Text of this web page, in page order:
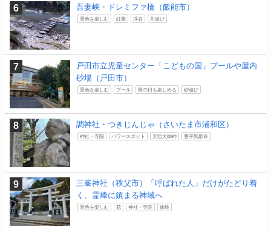
吾妻峡・ドレミファ橋（飯能市）
景色を楽しむ 紅葉 渓谷 川遊び
戸田市立児童センター「こどもの国」プールや屋内
砂場（戸田市）
景色を楽しむ プール 雨の日も楽しめる 砂遊び
調神社・つきじんじゃ（さいたま市浦和区）
神社・寺院 パワースポット 天照大御神 豊宇気姫命
三峯神社（秩父市）「呼ばれた人」だけがたどり着
く、霊峰に鎮まる神域へ
景色を楽しむ 花 神社・寺院 体験